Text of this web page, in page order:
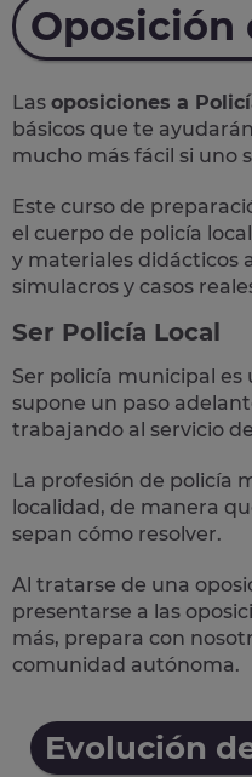
Oposición
Las oposiciones a
básicos que te
mucho más fácil si uno
Este curso de
el cuerpo de policía
y materiales didácticos
simulacros y casos
Ser Policía Local
Ser policía municipal
supone un paso
trabajando al servicio
La profesión de policía
localidad, de manera
sepan cómo resolver.
Al tratarse de una
presentarse a las
más, prepara con
comunidad autónoma.
Evolución